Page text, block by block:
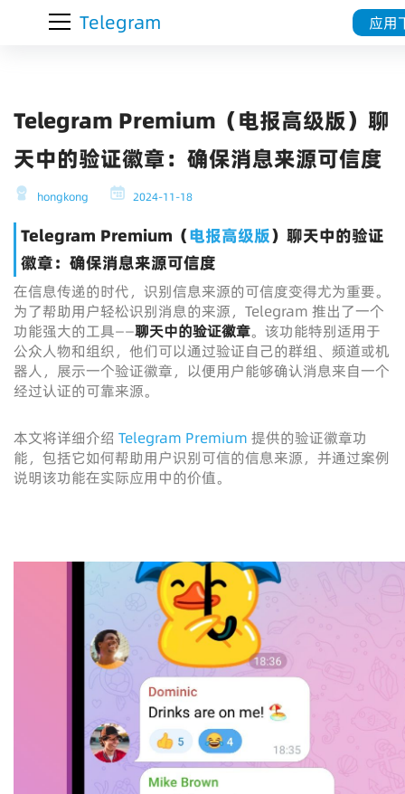
Telegram 应用
Telegram Premium（电报高级版）聊
天中的验证徽章：确保消息来源可信度
hongkong 2024-11-18
Telegram Premium（电报高级版）聊天中的验证
徽章：确保消息来源可信度
在信息传递的时代，识别信息来源的可信度变得尤为重要。
为了帮助用户轻松识别消息的来源，Telegram 推出了一个
功能强大的工具——聊天中的验证徽章。该功能特别适用于
公众人物和组织，他们可以通过验证自己的群组、频道或机
器人，展示一个验证徽章，以便用户能够确认消息来自一个
经过认证的可靠来源。
本文将详细介绍 Telegram Premium 提供的验证徽章功
能，包括它如何帮助用户识别可信的信息来源，并通过案例
说明该功能在实际应用中的价值。